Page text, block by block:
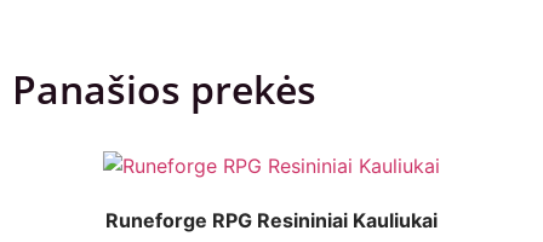
Panašios prekės
Runeforge RPG Resininiai Kauliukai